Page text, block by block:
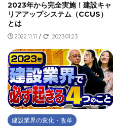
2023年から完全実施！建設キャ
リアアップシステム（CCUS）
とは
2022.11.11 / 2023.01.23
建設業界の変化・改革